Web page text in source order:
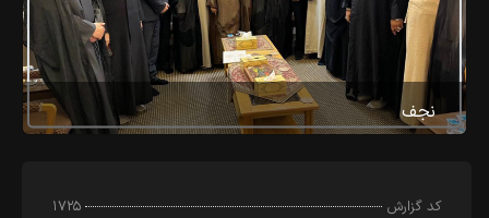
نجف
کد‌ گزارش
۱۷۲۵